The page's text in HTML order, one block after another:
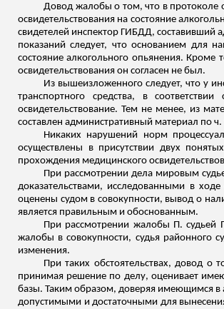
Довод жалобы о том, что в протоколе
освидетельствования на состояние
свидетелей инспектор ГИБДД, составивший
показаний следует, что основанием для
состояние алкогольного опьянения. Кроме
освидетельствования он согласен не был.
Из вышеизложенного следует, что у
транспортного средства, в
освидетельствование. Тем не менее, из
составлен административный материал по
Никаких нарушений норм
осуществлены в присутствии двух
прохождения медицинского
При рассмотрении дела мировым
доказательствами, исследованными в
оценены судом в совокупности, вывод о
является правильным и обоснованным.
При рассмотрении жалобы П. судьей
жалобы в совокупности, судья районного
изменения.
При таких обстоятельствах, довод
принимая решение по делу, оценивает
базы. Таким образом, доверяя имеющимся в
допустимыми и достаточными для